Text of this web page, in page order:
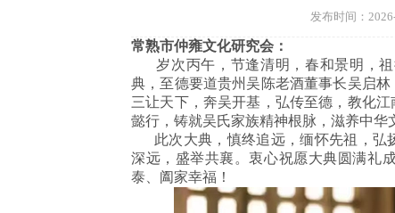
发布时间：
常熟市仲雍文化研究会：
岁次丙午，节逢清明，春和景明，祖
典，至德要道贵州吴陈老酒董事长吴启
三让天下，奔吴开基，弘传至德，教化
懿行，铸就吴氏家族精神根脉，滋养中华
此次大典，慎终追远，缅怀先祖，弘
深远，盛举共襄。衷心祝愿大典圆满礼
泰、阖家幸福！